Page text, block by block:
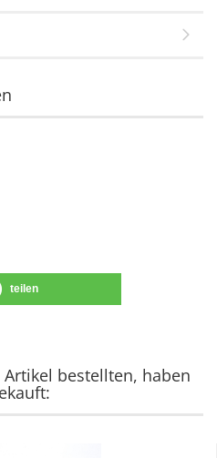
teilen
bestellten, haben